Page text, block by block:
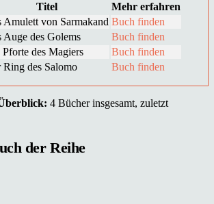
Titel
Mehr erfahren
Amulett von Sarmakand Buch finden
Auge des Golems
Buch finden
des Magiers
Buch finden
Ring des Salomo Buch finden
4 Bücher insgesamt, zuletzt
der Reihe